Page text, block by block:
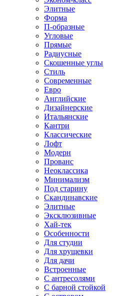
Элитные
Форма
П-образные
Угловые
Прямые
Радиусные
Скошенные углы
Стиль
Современные
Евро
Английские
Дизайнерские
Итальянские
Кантри
Классические
Лофт
Модерн
Прованс
Неоклассика
Минимализм
Под старину
Скандинавские
Элитные
Эксклюзивные
Хай-тек
Особенности
Для студии
Для хрущевки
Для дачи
Встроенные
С антресолями
С барной стойкой